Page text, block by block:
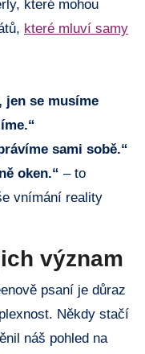
které mohou
které mluví samy
jen se musíme
sami sobě.“
oken.“ – to
vnímání reality
význam
psaní je důraz
Někdy stačí
náš pohled na